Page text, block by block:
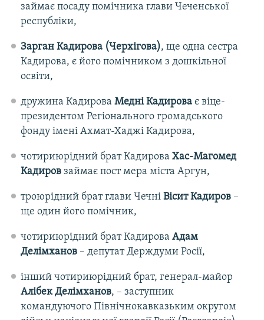
займає посаду помічника глави Чеченської
республіки,
Зарган Кадирова (Черхігова), ще одна сестра
Кадирова, є його помічником з дошкільної
освіти,
дружина Кадирова Медні Кадироває віце-
президентом Регіонального громадського
фонду імені Ахмат-Хаджі Кадирова,
чотириюрідний брат Кадирова Хас-Магомед
Кадировзаймає пост мера міста Аргун,
троюрідний брат глави Чечні Вісит Кадиров–
ще один його помічник,
чотириюрідний брат Кадирова Адам
Делімханов– депутат Держдуми Росії,
інший чотириюрідний брат, генерал-майор
Алібек Делімханов, – заступник
командуючого Північнокавказьким округом